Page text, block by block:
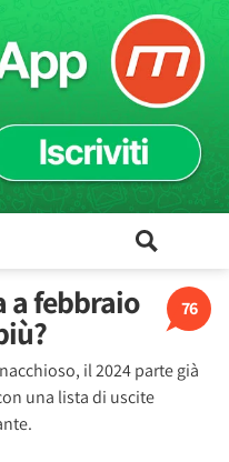
76
a febbraio
il 2024 parte già
una lista di uscite